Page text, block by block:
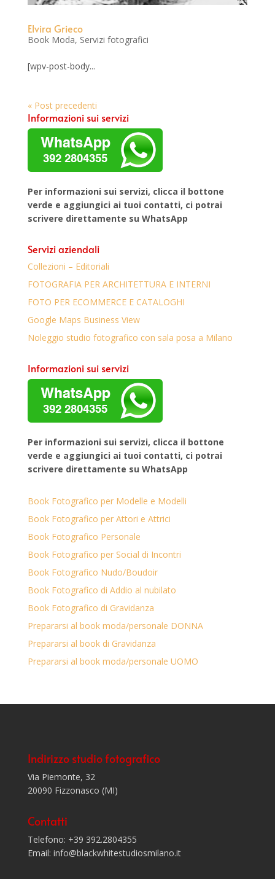
Elvira Grieco
Book Moda, Servizi fotografici
[wpv-post-body...
« Post precedenti
Informazioni sui servizi
Per informazioni sui servizi, clicca il bottone
verde e aggiungici ai tuoi contatti, ci potrai
scrivere direttamente su WhatsApp
Servizi aziendali
Collezioni – Editoriali
FOTOGRAFIA PER ARCHITETTURA E INTERNI
FOTO PER ECOMMERCE E CATALOGHI
Google Maps Business View
Noleggio studio fotografico con sala posa a Milano
Informazioni sui servizi
Per informazioni sui servizi, clicca il bottone
verde e aggiungici ai tuoi contatti, ci potrai
scrivere direttamente su WhatsApp
Book Fotografico per Modelle e Modelli
Book Fotografico per Attori e Attrici
Book Fotografico Personale
Book Fotografico per Social di Incontri
Book Fotografico Nudo/Boudoir
Book Fotografico di Addio al nubilato
Book Fotografico di Gravidanza
Prepararsi al book moda/personale DONNA
Prepararsi al book di Gravidanza
Prepararsi al book moda/personale UOMO
Indirizzo studio fotografico
Via Piemonte, 32
20090 Fizzonasco (MI)
Contatti
Telefono: +39 392.2804355
Email: info@blackwhitestudiosmilano.it